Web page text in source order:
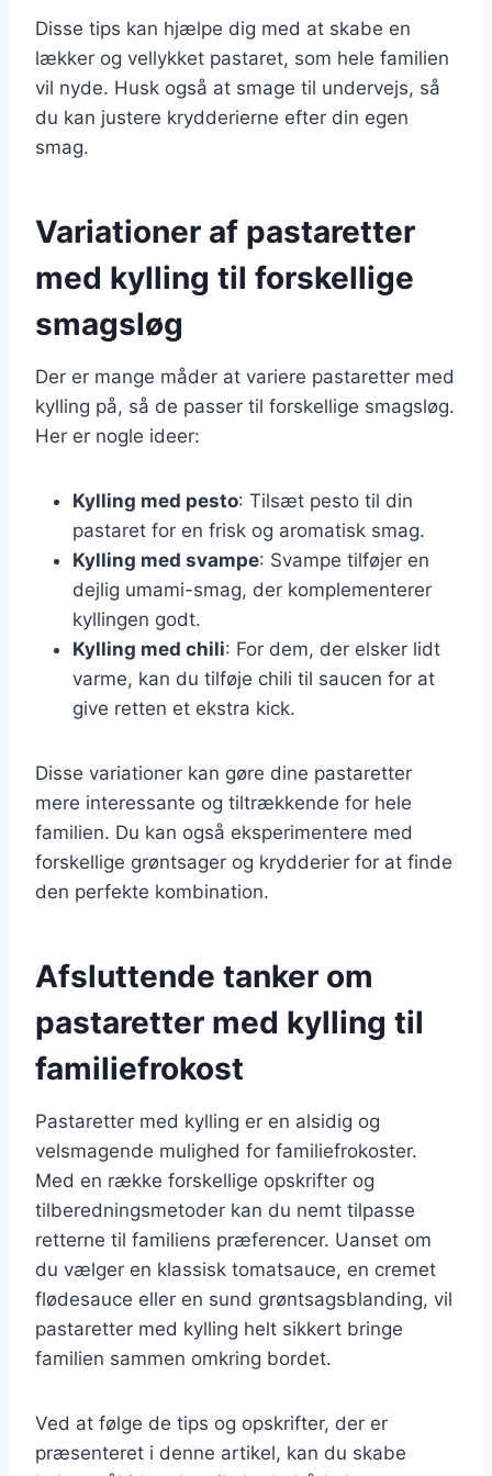
Disse tips kan hjælpe dig med at skabe en
lækker og vellykket pastaret, som hele familien
vil nyde. Husk også at smage til undervejs, så
du kan justere krydderierne efter din egen
smag.
Variationer af pastaretter
med kylling til forskellige
smagsløg
Der er mange måder at variere pastaretter med
kylling på, så de passer til forskellige smagsløg.
Her er nogle ideer:
Kylling med pesto: Tilsæt pesto til din
pastaret for en frisk og aromatisk smag.
Kylling med svampe: Svampe tilføjer en
dejlig umami-smag, der komplementerer
kyllingen godt.
Kylling med chili: For dem, der elsker lidt
varme, kan du tilføje chili til saucen for at
give retten et ekstra kick.
Disse variationer kan gøre dine pastaretter
mere interessante og tiltrækkende for hele
familien. Du kan også eksperimentere med
forskellige grøntsager og krydderier for at finde
den perfekte kombination.
Afsluttende tanker om
pastaretter med kylling til
familiefrokost
Pastaretter med kylling er en alsidig og
velsmagende mulighed for familiefrokoster.
Med en række forskellige opskrifter og
tilberedningsmetoder kan du nemt tilpasse
retterne til familiens præferencer. Uanset om
du vælger en klassisk tomatsauce, en cremet
flødesauce eller en sund grøntsagsblanding, vil
pastaretter med kylling helt sikkert bringe
familien sammen omkring bordet.
Ved at følge de tips og opskrifter, der er
præsenteret i denne artikel, kan du skabe